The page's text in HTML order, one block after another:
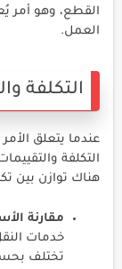
القطع، وهو أمر
العمل.
التكلفة
عندما يتعلق
التكلفة
هناك توازن بين
مقارنة
خدمات
تختلف